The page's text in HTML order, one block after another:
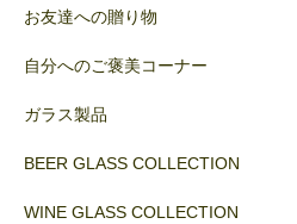
お友達への贈り物
自分へのご褒美コーナー
ガラス製品
BEER GLASS COLLECTION
WINE GLASS COLLECTION